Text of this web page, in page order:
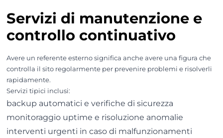
Servizi di manutenzione e
controllo continuativo
Avere un referente esterno significa anche avere una figura che
controlla il sito regolarmente per prevenire problemi e risolverli
rapidamente.
Servizi tipici inclusi:
backup automatici e verifiche di sicurezza
monitoraggio uptime e risoluzione anomalie
interventi urgenti in caso di malfunzionamenti